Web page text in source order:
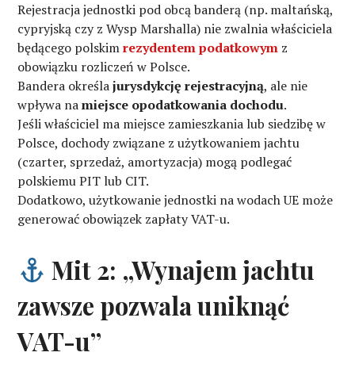
Rejestracja jednostki pod obcą banderą (np. maltańską,
cypryjską czy z Wysp Marshalla) nie zwalnia właściciela
będącego polskimrezydentem podatkowym z
obowiązku rozliczeń w Polsce.
Bandera określajurysdykcję rejestracyjną, ale nie
wpływa namiejsce opodatkowania dochodu.
Jeśli właściciel ma miejsce zamieszkania lub siedzibę w
Polsce, dochody związane z użytkowaniem jachtu
(czarter, sprzedaż, amortyzacja) mogą podlegać
polskiemu PIT lub CIT.
Dodatkowo, użytkowanie jednostki na wodach UE może
generować obowiązek zapłaty VAT-u.
Mit 2: „Wynajem jachtu
zawsze pozwala uniknąć
VAT-u”